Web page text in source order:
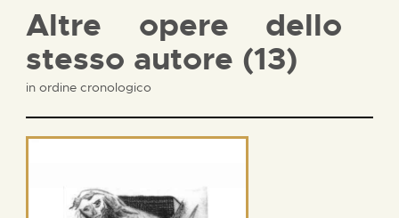
Altre opere dello
stesso autore (13)
in ordine cronologico